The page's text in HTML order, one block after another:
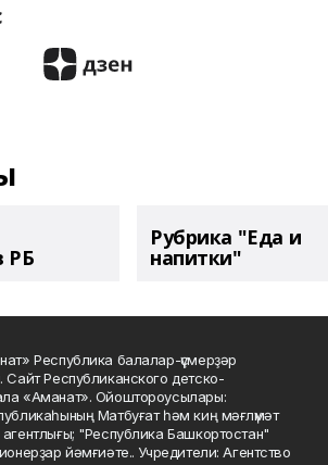
РБ
Рубрика "Еда и
напитки"
Республика балалар-үҫмерҙәр
Республиканского детско-
«Аманат». Ойоштороусылары:
Матбуғат һәм киң мәғлүмәт
"Республика Башкортостан"
йәмғиәте.. Учредители: Агентство